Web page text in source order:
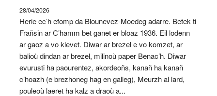
28/04/2026
Herie ec’h efomp da Blounevez-Moedeg adarre. Betek ti
Frañsin ar C’hamm bet ganet er bloaz 1936. Eil lodenn
ar gaoz a vo klevet. Diwar ar brezel e vo komzet, ar
balioù dindan ar brezel, milinoù paper Benac’h. Diwar
evurusti ha paourentez, akordeoñs, kanañ ha kanañ
c’hoazh (e brezhoneg hag en galleg), Meurzh al lard,
pouleoù laeret ha kalz a draoù a...